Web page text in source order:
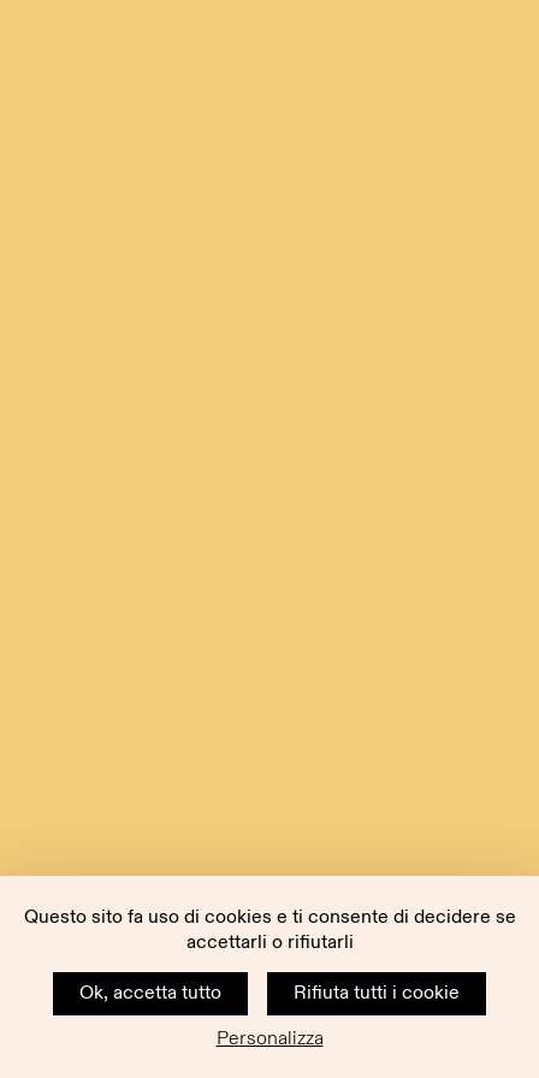
Questo sito fa uso di cookies e ti consente di decidere se
accettarli o rifiutarli
Ok, accetta tutto
Rifiuta tutti i cookie
Personalizza